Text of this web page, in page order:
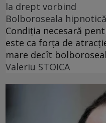
la drept vorbind
Bolboroseala
Condiția necesară
este ca forța de
mare decît
Valeriu STOICA